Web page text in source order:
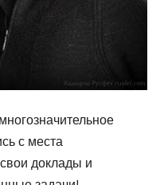
с места
доклады и